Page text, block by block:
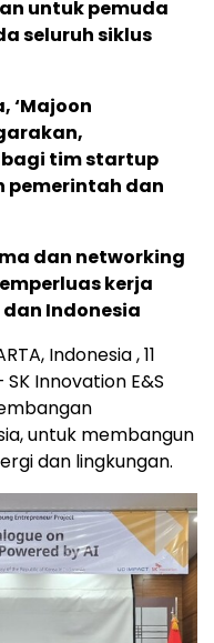
untuk pemuda
seluruh siklus
‘Majoon
tim startup
pemerintah dan
dan networking
kerja
Indonesia
Indonesia,11
Innovation E&S
untuk membangun
dan lingkungan.